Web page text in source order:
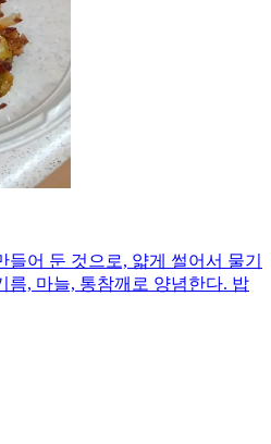
어 둔 것으로, 얇게 썰어서 물기
름, 마늘, 통참깨로 양념한다. 밥